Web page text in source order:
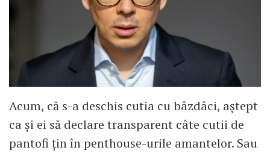
Acum, că s-a deschis cutia cu bâzdâci, aștept
ca și ei să declare transparent câte cutii de
pantofi țin în penthouse-urile amantelor. Sau